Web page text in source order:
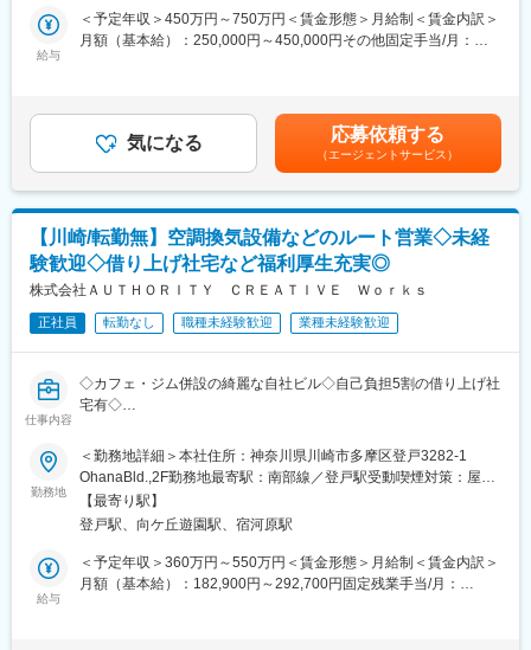
変更の範囲：会社の定める業務
情報を入手しながら戸建住宅用地の仕入れから仲介業者を通じて
の販売等、仕入企画全般を担当いただきます。
◇顧客…不動産会社メイン
■職務詳細：
・土地仕入 ：不動産仲介業者等からの情報をもとに、商品化で
・物件の販売：不動産仲介会社等を通じて販売活動
・契約の締結：当社物件購入を検討しているお客様と契約
未経験の入社実績もあり、親会社の戸建事業部で研鑽していた方
も出向してきているので、不動産の知識や仕入の業務について一
基礎となる知識や経験をもとにして、上長と一緒に業務を行って
いきます。
制を整えています。キャリアパスとしては、仕入経験を活かし、
将来的に拠点責任者（所長）を目指せます。
■働きやすい環境：
できる環境です。ご自身やご家族との時間を大切にされたい方に
ぴったりな職場です。
給与
＜予定年収＞450万円～750万円＜賃金形態＞月給制＜賃金内訳＞
月額（基本給）：250,000円～450,000円その他固定手当/月：
去実績平均…3ヶ月）■その他固定手当：住宅手当25,000円／月、
年金手当10,000円／月賃金はあくまでも目安の金額であり、選考
を通じて上下する可能性があります。月給(月額)は固定手当を含め
た表記です。
気になる 応募依頼する
（エージェントサービス）
【川崎/転勤無】空調換気設備などのルート営業◇未経
験歓迎◇借り上げ社宅など福利厚生充実◎
株式会社ＡＵＴＨＯＲＩＴＹ ＣＲＥＡＴＩＶＥ Ｗｏｒｋｓ
正社員 転勤なし 職種未経験歓迎 業種未経験歓迎
仕事内容
◇カフェ・ジム併設の綺麗な自社ビル◇自己負担5割の借り上げ社
宅有◇
空調換気設備やダクト設備、給排水設備の工事発注獲得のための
営業をお任せします。一都三県中心に、新設工事や改修工事どち
らにも携わることが可能です。
■新規開拓はございません
自社のECサイトで行なっており、お問い合わせいただいたお客様
の対応が中心です。そのため飛び込みや電話での新規開拓はあり
ません。
勤務地
＜勤務地詳細＞本社住所：神奈川県川崎市多摩区登戸3282-1
OhanaBld.,2F勤務地最寄駅：南部線／登戸駅受動喫煙対策：屋内
全面禁煙
【最寄り駅】
登戸駅、向ケ丘遊園駅、宿河原駅
給与
＜予定年収＞360万円～550万円＜賃金形態＞月給制＜賃金内訳＞
月額（基本給）：182,900円～292,700円固定残業手当/月：